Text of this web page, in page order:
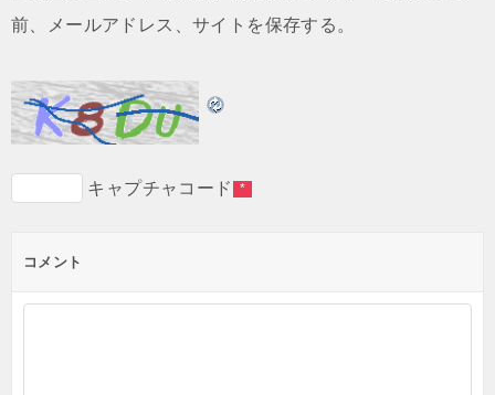
前、メールアドレス、サイトを保存する。
キャプチャコード *
コメント